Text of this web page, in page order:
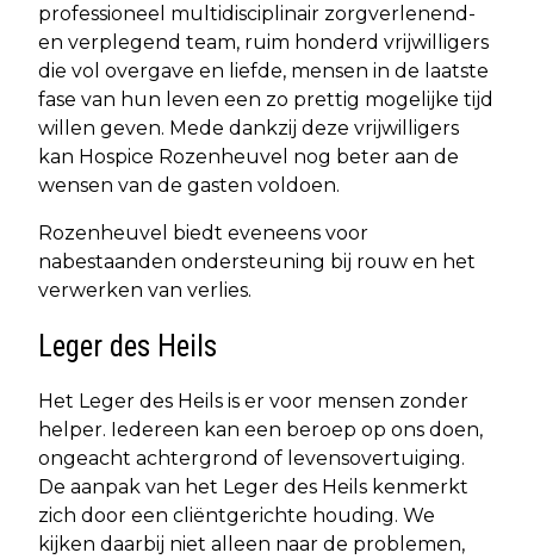
professioneel multidisciplinair zorgverlenend-
en verplegend team, ruim honderd vrijwilligers
die vol overgave en liefde, mensen in de laatste
fase van hun leven een zo prettig mogelijke tijd
willen geven. Mede dankzij deze vrijwilligers
kan Hospice Rozenheuvel nog beter aan de
wensen van de gasten voldoen.
Rozenheuvel biedt eveneens voor
nabestaanden ondersteuning bij rouw en het
verwerken van verlies.
Leger des Heils
Het Leger des Heils is er voor mensen zonder
helper. Iedereen kan een beroep op ons doen,
ongeacht achtergrond of levensovertuiging.
De aanpak van het Leger des Heils kenmerkt
zich door een cliëntgerichte houding. We
kijken daarbij niet alleen naar de problemen,